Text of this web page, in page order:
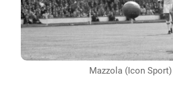
Mazzola (Icon Sport)